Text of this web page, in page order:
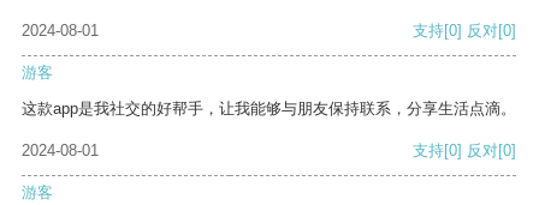
2024-08-01 支持[0] 反对[0]
游客
这款app是我社交的好帮手，让我能够与朋友保持联系，分享生活点滴。
2024-08-01 支持[0] 反对[0]
游客